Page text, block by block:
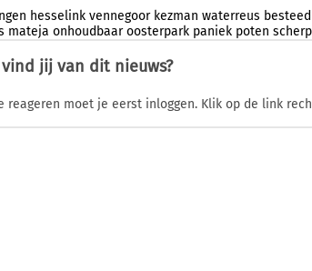
hesselink vennegoor kezman waterreus besteed
mateja onhoudbaar oosterpark paniek poten
vind jij van dit nieuws?
reageren moet je eerst inloggen. Klik op de link